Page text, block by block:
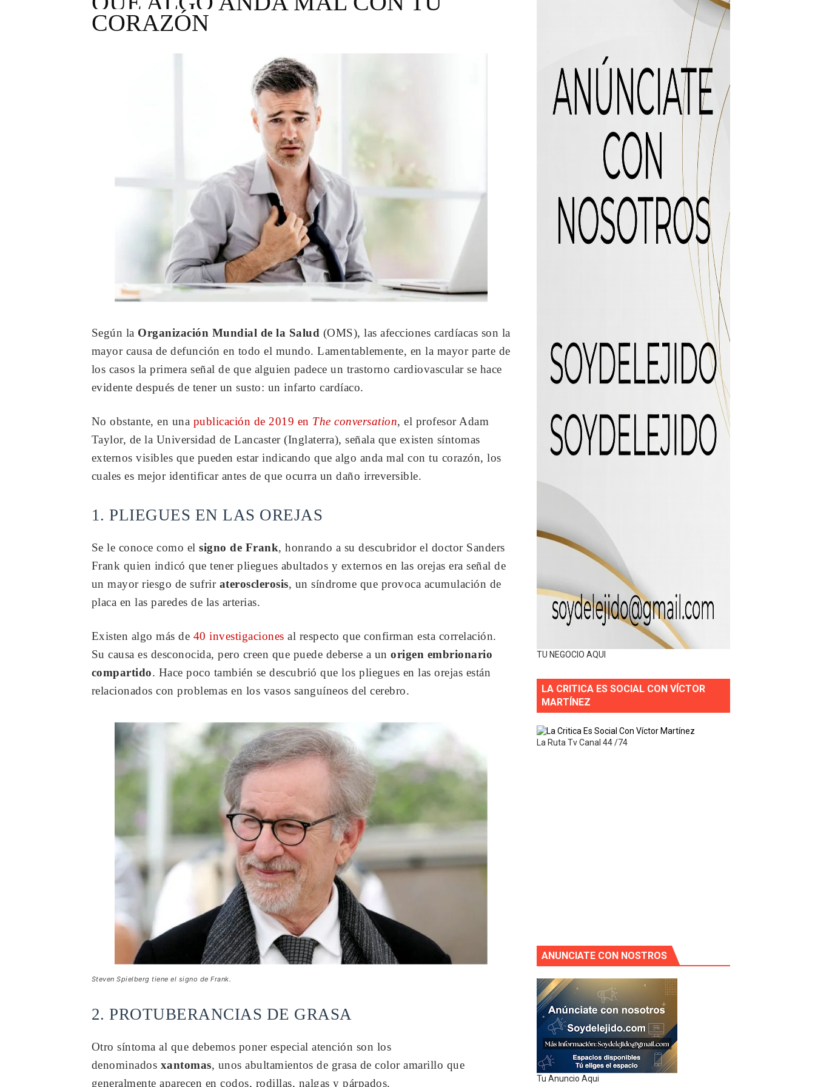
Incendio en Grecia quema 12,600 hectáreas y obliga a nuevas evacuaciones
Un derrumbe en el centro de Cuba deja dos personas muertas y otra herida
Condenan a dos 'streamers' franceses por torturar hasta la muerte a su colega en directo
Nuevo Código Penal: hasta 20 años de cárcel por robo de celulares
CORAZÓN
Según la Organización Mundial de la Salud (OMS), las afecciones cardíacas son la
mayor causa de defunción en todo el mundo. Lamentablemente, en la mayor parte de
los casos la primera señal de que alguien padece un trastorno cardiovascular se hace
evidente después de tener un susto: un infarto cardíaco.
No obstante, en una publicación de 2019 en The conversation, el profesor Adam
Taylor, de la Universidad de Lancaster (Inglaterra), señala que existen síntomas
externos visibles que pueden estar indicando que algo anda mal con tu corazón, los
cuales es mejor identificar antes de que ocurra un daño irreversible.
1. PLIEGUES EN LAS OREJAS
Se le conoce como el signo de Frank, honrando a su descubridor el doctor Sanders
Frank quien indicó que tener pliegues abultados y externos en las orejas era señal de
un mayor riesgo de sufrir aterosclerosis, un síndrome que provoca acumulación de
placa en las paredes de las arterias.
Existen algo más de 40 investigaciones al respecto que confirman esta correlación.
Su causa es desconocida, pero creen que puede deberse a un origen embrionario
compartido. Hace poco también se descubrió que los pliegues en las orejas están
relacionados con problemas en los vasos sanguíneos del cerebro.
Steven Spielberg tiene el signo de Frank.
2. PROTUBERANCIAS DE GRASA
Otro síntoma al que debemos poner especial atención son los
denominados xantomas, unos abultamientos de grasa de color amarillo que
generalmente aparecen en codos, rodillas, nalgas y párpados.
TU NEGOCIO AQUI
LA CRITICA ES SOCIAL CON VÍCTOR
MARTÍNEZ
La Ruta Tv Canal 44 /74
ANUNCIATE CON NOSTROS
Tu Anuncio Aqui